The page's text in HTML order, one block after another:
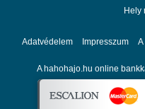
Hely
Adatvédelem Impresszum
A hahohajo.hu online